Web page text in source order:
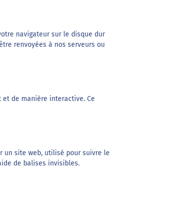
navigateur sur le disque dur
renvoyées à nos serveurs ou
de manière interactive. Ce
un site web, utilisé pour suivre le
de balises invisibles.